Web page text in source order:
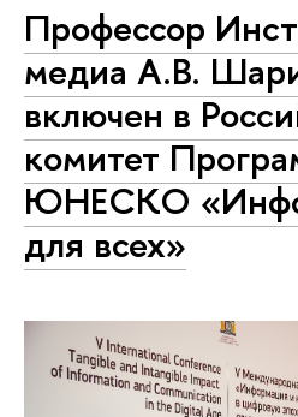
Профессор
медиа А.В.
включен в
комитет
ЮНЕСКО
для всех»